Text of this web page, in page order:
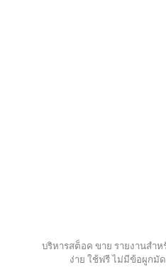
บริหารสต็อค ขาย รายงานสำ
ง่าย ใช้ฟรี ไม่มีข้อผูกมั